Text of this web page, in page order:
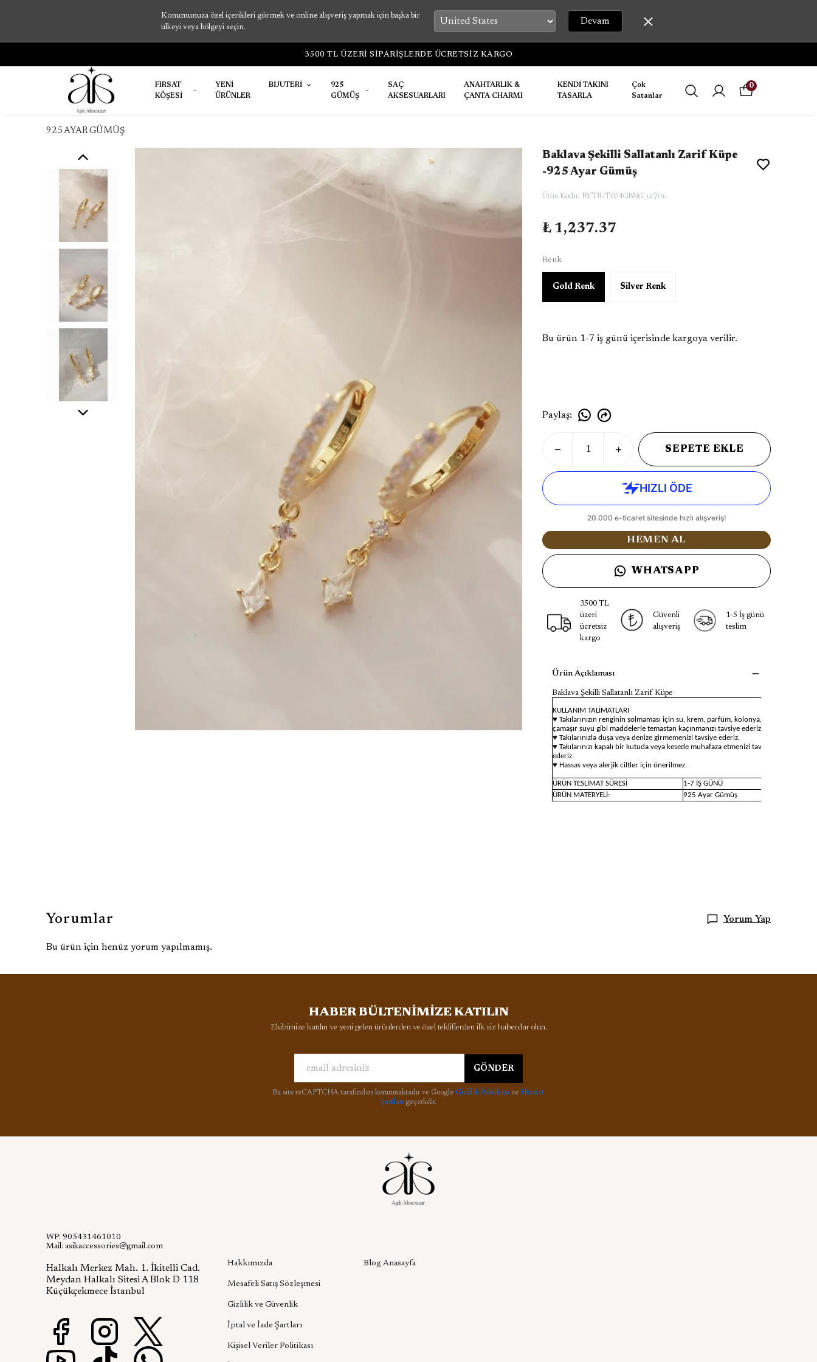
Konumunuza özel içerikleri görmek ve online alışveriş yapmak için başka bir
ülkeyi veya bölgeyi seçin.
Devam
3500 TL ÜZERİ SİPARİŞLERDE ÜCRETSİZ KARGO
FIRSAT
KÖŞESİ
YENİ
ÜRÜNLER
BİJUTERİ
925
GÜMÜŞ
SAÇ
AKSESUARLARI
ANAHTARLIK &
ÇANTA CHARMI
KENDİ TAKINI
TASARLA
Çok
Satanlar
0
925 AYAR GÜMÜŞ
Baklava Şekilli Sallatanlı Zarif Küpe
-925 Ayar Gümüş
Ürün Kodu: RYTJUT654GBNG_ut7rtu
₺ 1,237.37
Renk
Gold Renk Silver Renk
Bu ürün 1-7 iş günü içerisinde kargoya verilir.
Paylaş:
SEPETE EKLE
HEMEN AL
WHATSAPP
3500 TL
üzeri
ücretsiz
kargo
Güvenli
alışveriş
1-5 İş günü
teslim
Ürün Açıklaması
Baklava Şekilli Sallatanlı Zarif Küpe
KULLANIM TALİMATLARI
♥ Takılarınızın renginin solmaması için su, krem, parfüm, kolonya,
çamaşır suyu gibi maddelerle temastan kaçınmanızı tavsiye ederiz.
♥ Takılarınızla duşa veya denize girmemenizi tavsiye ederiz.
♥ Takılarınızı kapalı bir kutuda veya kesede muhafaza etmenizi tavsiye
ederiz.
♥ Hassas veya alerjik ciltler için önerilmez.
ÜRÜN TESLİMAT SÜRESİ
1-7 İŞ GÜNÜ
ÜRÜN MATERYELİ:
925 Ayar Gümüş
Yorumlar Yorum Yap
Bu ürün için henüz yorum yapılmamış.
HABER BÜLTENİMİZE KATILIN
Ekibimize katılın ve yeni gelen ürünlerden ve özel tekliflerden ilk siz haberdar olun.
GÖNDER
Bu site reCAPTCHA tarafından korunmaktadır ve Google Gizlilik Politikasıve Hizmet
Şartları geçerlidir.
Hakkımızda
Mesafeli Satış Sözleşmesi
Gizlilik ve Güvenlik
İptal ve İade Şartları
Kişisel Veriler Politikası
Blog Anasayfa
WP: 905431461010
Mail: asikaccessories@gmail.com
Halkalı Merkez Mah. 1. İkitelli Cad.
Meydan Halkalı Sitesi A Blok D 118
Küçükçekmece İstanbul